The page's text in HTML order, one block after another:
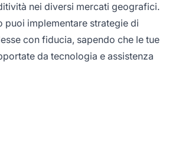
nei diversi mercati geografici.
puoi implementare strategie di
con fiducia, sapendo che le tue
da tecnologia e assistenza